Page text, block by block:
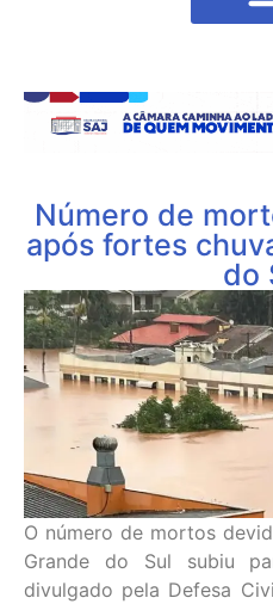
Número de
após fortes
do
O número de mortos
Grande do Sul subiu
divulgado pela Defesa